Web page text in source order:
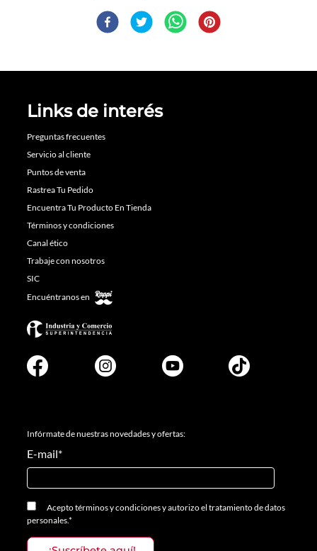
Links de interés
Preguntas frecuentes
Servicio al cliente
Puntos de venta
Rastrea Tu Pedido
Encuentra Tu Producto En Tienda
Términos y condiciones
Canal ético
Trabaje con nosotros
SIC
Encuéntranos en
Infórmate de nuestras novedades y ofertas:
E-mail*
Aceptotérminos y condicionesyautorizo el tratamiento de datos
personales.*